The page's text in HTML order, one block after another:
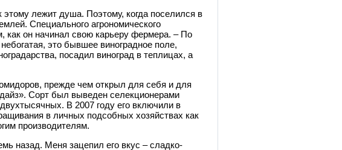
лежит душа. Поэтому, когда поселился в
Специального агрономического
как он начинал свою карьеру фермера. –По
это бывшее виноградное поле,
посадил виноград в теплицах, а
прежде чем открыл для себя и для
Сорт был выведен селекционерами
В 2007 году его включили в
в личных подсобных хозяйствах как
производителям.
назад. Меня зацепил его вкус – сладко-